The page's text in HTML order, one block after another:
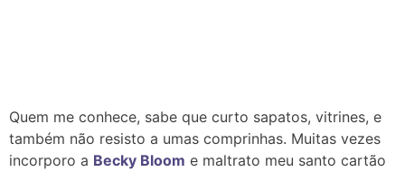
Quem me conhece, sabe que curto sapatos, vitrines, e
também não resisto a umas comprinhas. Muitas vezes
incorporo a Becky Bloom e maltrato meu santo cartão